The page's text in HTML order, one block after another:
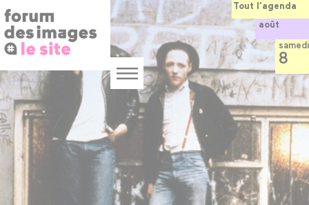
Panneau de gestion des cookies
au
contenu
principal
Menu
Tout l’agenda
août
samedi
8